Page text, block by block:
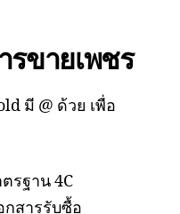
รขายเพชร
มี @ ด้วย เพื่อ
รฐาน 4C
กสารรับซื้อ